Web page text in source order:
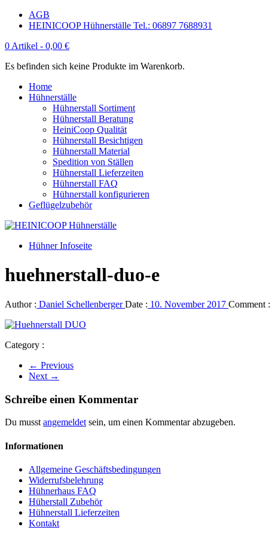
AGB
HEINICOOP Hühnerställe Tel.: 06897 7688931
0 Artikel - 0,00 €
Es befinden sich keine Produkte im Warenkorb.
Home
Hühnerställe
Hühnerstall Sortiment
Hühnerstall Beratung
HeiniCoop Qualität
Hühnerstall Besichtigen
Hühnerstall Material
Spedition von Ställen
Hühnerstall Lieferzeiten
Hühnerstall FAQ
Hühnerstall konfigurieren
Geflügelzubehör
Hühner Infoseite
huehnerstall-duo-e
Author : Daniel SchellenbergerDate : 10. November 2017 Comment :
Category :
← Previous
Next →
Schreibe einen Kommentar
Du musst angemeldet sein, um einen Kommentar abzugeben.
Informationen
Allgemeine Geschäftsbedingungen
Widerrufsbelehrung
Hühnerhaus FAQ
Hüherstall Zubehör
Hühnerstall Lieferzeiten
Kontakt